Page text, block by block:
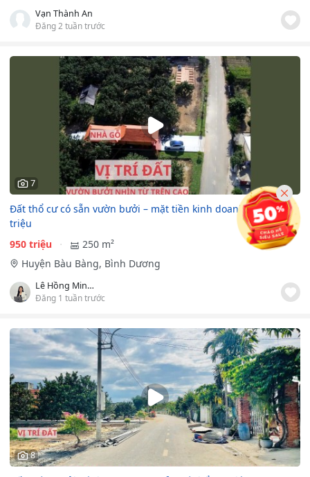
Vạn Thành An
Đăng 2 tuần trước
7
Đất thổ cư có sẵn vườn bưởi – mặt tiền kinh doanh chỉ 950
triệu
950 triệu
250 m²
Huyện Bàu Bàng, Bình Dương
Lê Hồng Minh Tuyết
Đăng 1 tuần trước
8